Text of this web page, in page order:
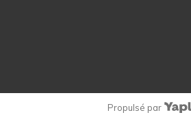
Propulsé par